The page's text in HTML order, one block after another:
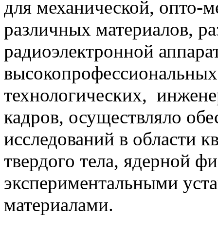
для механической, опто-
различных материалов,
радиоэлектронной
технологических,
кадров, осуществляло
исследований в области
твердого тела, ядерной
экспериментальными
материалами.